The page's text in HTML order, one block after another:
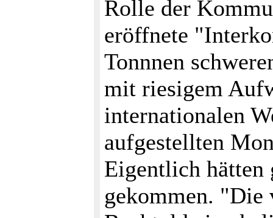
Rolle der
eröffnete
Tonnnen
mit riesigem
internationalen
aufgestellten
Eigentlich hätten
gekommen. "Die